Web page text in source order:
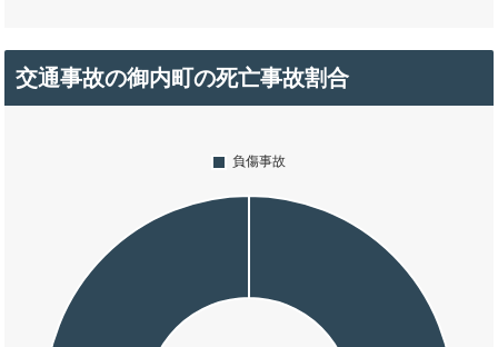
交通事故の御内町の死亡事故割合